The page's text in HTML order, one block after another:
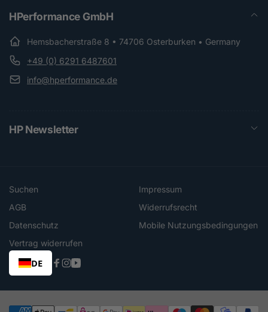
HPerformance GmbH
Hemsbacherstraße 8 • 74706 Osterburken • Germany
+49 (0) 6291 6487601
info@hperformance.de
HP Newsletter
Suchen
Impressum
AGB
Widerrufsrecht
Datenschutz
Mobile Nutzungsbedingungen
Vertrag widerrufen
DE
Facebook
Instagram
YouTube